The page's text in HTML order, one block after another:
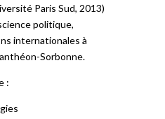
Paris Sud, 2013)
politique,
internationales à
Sorbonne.
: